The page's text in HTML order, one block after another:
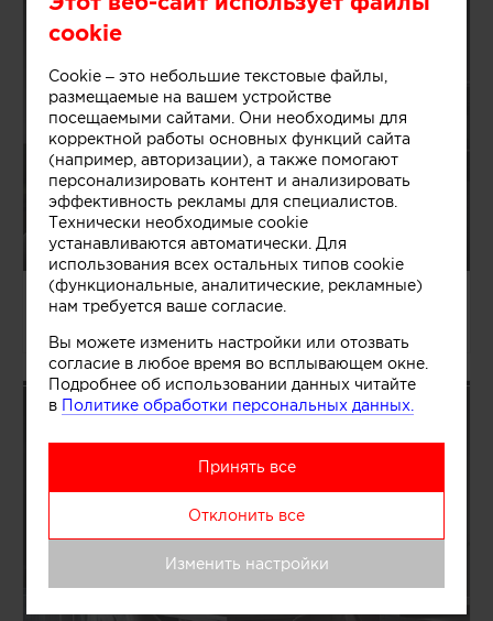
04.08.2026/1363465
cookie
Cookie – это небольшие текстовые файлы,
размещаемые на вашем устройстве
посещаемыми сайтами. Они необходимы для
корректной работы основных функций сайта
(например, авторизации), а также помогают
персонализировать контент и анализировать
эффективность рекламы для специалистов.
Технически необходимые cookie
устанавливаются автоматически. Для
использования всех остальных типов cookie
(функциональные, аналитические, рекламные)
нам требуется ваше согласие.
Вы можете изменить настройки или отозвать
согласие в любое время во всплывающем окне.
Подробнее об использовании данных читайте
в Политике обработки персональных данных.
Принять все
Отклонить все
Изменить настройки